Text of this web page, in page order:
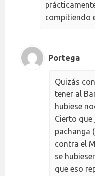
compitiendo
Portega
Quizás
tener al
hubiese
Cierto que
pachanga
contra el
se
que eso